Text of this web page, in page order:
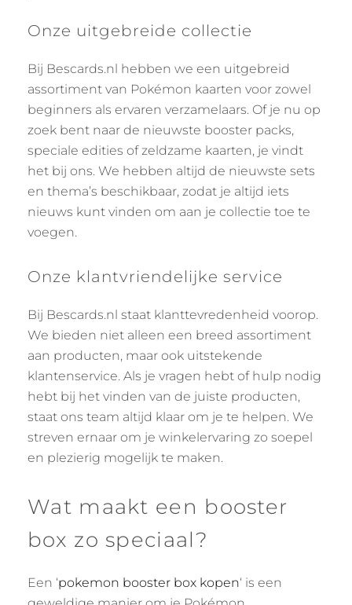
Onze uitgebreide collectie
Bij Bescards.nl hebben we een uitgebreid
assortiment van Pokémon kaarten voor zowel
beginners als ervaren verzamelaars. Of je nu op
zoek bent naar de nieuwste booster packs,
speciale edities of zeldzame kaarten, je vindt
het bij ons. We hebben altijd de nieuwste sets
en thema’s beschikbaar, zodat je altijd iets
nieuws kunt vinden om aan je collectie toe te
voegen.
Onze klantvriendelijke service
Bij Bescards.nl staat klanttevredenheid voorop.
We bieden niet alleen een breed assortiment
aan producten, maar ook uitstekende
klantenservice. Als je vragen hebt of hulp nodig
hebt bij het vinden van de juiste producten,
staat ons team altijd klaar om je te helpen. We
streven ernaar om je winkelervaring zo soepel
en plezierig mogelijk te maken.
Wat maakt een booster
box zo speciaal?
Een ‘pokemon booster box kopen‘ is een